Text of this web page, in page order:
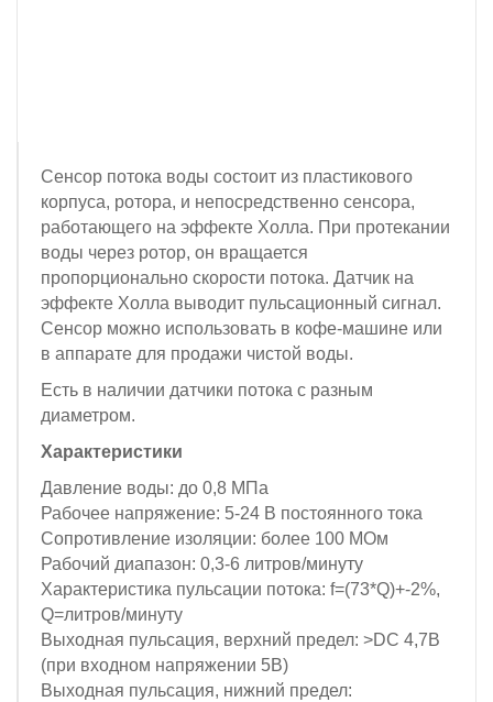
Сенсор потока воды состоит из пластикового
корпуса, ротора, и непосредственно сенсора,
работающего на эффекте Холла. При протекании
воды через ротор, он вращается
пропорционально скорости потока. Датчик на
эффекте Холла выводит пульсационный сигнал.
Сенсор можно использовать в кофе-машине или
в аппарате для продажи чистой воды.
Есть в наличии датчики потока с разным
диаметром.
Характеристики
Давление воды: до 0,8 МПа
Рабочее напряжение: 5-24 В постоянного тока
Сопротивление изоляции: более 100 МОм
Рабочий диапазон: 0,3-6 литров/минуту
Характеристика пульсации потока: f=(73*Q)+-2%,
Q=литров/минуту
Выходная пульсация, верхний предел: >DC 4,7В
(при входном напряжении 5В)
Выходная пульсация, нижний предел: